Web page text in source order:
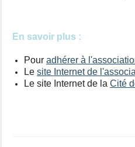
En savoir plus :
Pour adhérer à
Le site Internet de
Le site Internet de la Cité